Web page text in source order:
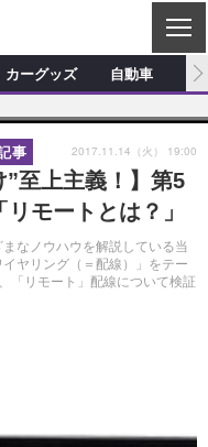
C
L
S
E
新製品情報
ショップ訪問記
デモカー製作記
カスタマイズ新製品情報
カーグッズ新製品情報
試乗記
カーグッズ 自動車
”至上主義！】第5
モートとは？」
なノウハウを解説している当
ヤリング（＝配線）」をテー
「リモート」配線について検証
事 2017.11.14（火） 19:00